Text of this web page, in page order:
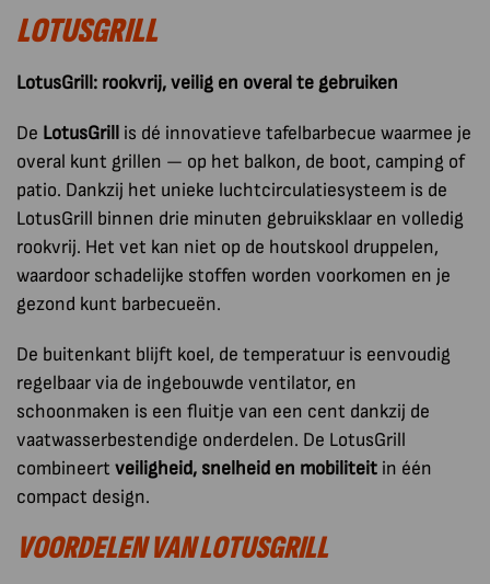
LOTUSGRILL
LotusGrill: rookvrij, veilig en overal te gebruiken
De LotusGrill is dé innovatieve tafelbarbecue waarmee je
overal kunt grillen — op het balkon, de boot, camping of
patio. Dankzij het unieke luchtcirculatiesysteem is de
LotusGrill binnen drie minuten gebruiksklaar en volledig
rookvrij. Het vet kan niet op de houtskool druppelen,
waardoor schadelijke stoffen worden voorkomen en je
gezond kunt barbecueën.
De buitenkant blijft koel, de temperatuur is eenvoudig
regelbaar via de ingebouwde ventilator, en
schoonmaken is een fluitje van een cent dankzij de
vaatwasserbestendige onderdelen. De LotusGrill
combineert veiligheid, snelheid en mobiliteit in één
compact design.
VOORDELEN VAN LOTUSGRILL